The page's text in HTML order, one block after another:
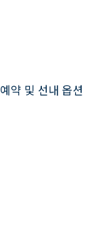
약 및 선내 옵션